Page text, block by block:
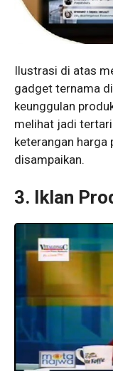
Ilustrasi di atas
gadget ternama
keunggulan
melihat jadi
keterangan harga
disampaikan.
3. Iklan